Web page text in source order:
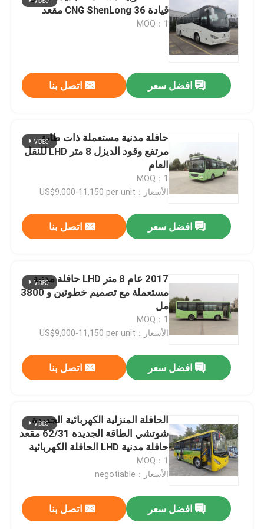
قيادة CNG ShenLong 36 مقعد
MOQ：1
افضل سعر اتصل بنا
حافلة مدنية مستعملة ذات طابق
مرتفع وقود الديزل 8 متر LHD للنقل
العام
MOQ：1
الأسعار：US$9,000-11,150 per unit
افضل سعر اتصل بنا
2017 عام 8 متر LHD حافلة مدنية
مستعملة مع تصميم خطوتين و 3800
مل
MOQ：1
الأسعار：US$9,000-11,150 per unit
افضل سعر اتصل بنا
الحافلة المنزلية الكهربائية الجديدة
شوتشي الطاقة الجديدة 62/31 مقعد
حافلة مدنية LHD الحافلة الكهربائية
الجديدة الحافلة العامة الحافلة
MOQ：1
الأسعار：negotiable
افضل سعر اتصل بنا